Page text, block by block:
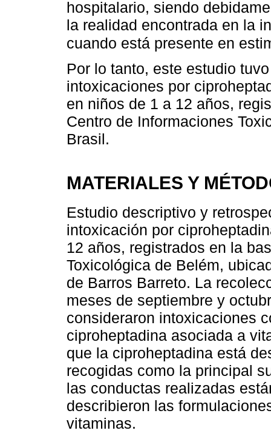
hospitalario, siendo
la realidad encontrada en la
cuando está presente en
Por lo tanto, este estudio
intoxicaciones por
en niños de 1 a 12 años,
Centro de Informaciones
Brasil.
MATERIALES Y
Estudio descriptivo y
intoxicación por
12 años, registrados en la
Toxicológica de Belém,
de Barros Barreto. La
meses de septiembre y
consideraron intoxicaciones
ciproheptadina asociada a
que la ciproheptadina está
recogidas como la principal
las conductas realizadas
describieron las
vitaminas.